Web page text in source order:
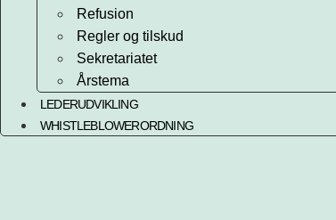
Refusion
Regler og tilskud
Sekretariatet
Årstema
LEDERUDVIKLING
WHISTLEBLOWERORDNING